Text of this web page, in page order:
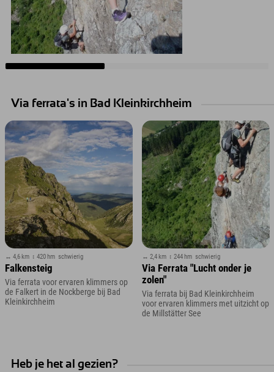
Via ferrata's in Bad Kleinkirchheim
↔ 4,6 km ↕ 420 hm schwierig
Falkensteig
Via ferrata voor ervaren klimmers op
de Falkert in de Nockberge bij Bad
Kleinkirchheim
↔ 2,4 km ↕ 244 hm schwierig
Via Ferrata "Lucht onder je
zolen"
Via ferrata bij Bad Kleinkirchheim
voor ervaren klimmers met uitzicht op
de Millstätter See
Heb je het al gezien?